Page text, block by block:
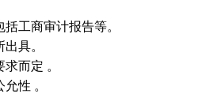
括工商审计报告等。
具。
而定 。
性 。